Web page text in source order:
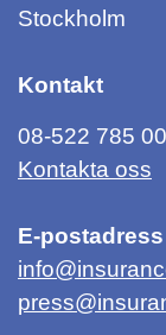
Stockholm
Kontakt
08-522 785 00
Kontakta oss
E-postadress